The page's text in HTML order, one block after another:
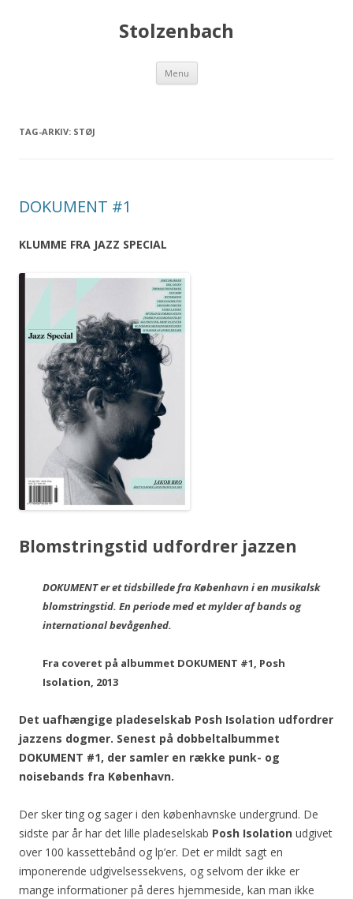
Stolzenbach
Menu Videre
indhold
TAG-ARKIV: STØJ
DOKUMENT #1
KLUMME FRA JAZZ SPECIAL
Blomstringstid udfordrer jazzen
DOKUMENT er et tidsbillede fra København i en musikalsk
blomstringstid. En periode med et mylder af bands og
international bevågenhed.
Fra coveret på albummet DOKUMENT #1, Posh
Isolation, 2013
Det uafhængige pladeselskab Posh Isolation udfordrer
jazzens dogmer. Senest på dobbeltalbummet
DOKUMENT #1, der samler en række punk- og
noisebands fra København.
Der sker ting og sager i den københavnske undergrund. De
sidste par år har det lille pladeselskab Posh Isolation udgivet
over 100 kassettebånd og lp’er. Det er mildt sagt en
imponerende udgivelsessekvens, og selvom der ikke er
mange informationer på deres hjemmeside, kan man ikke